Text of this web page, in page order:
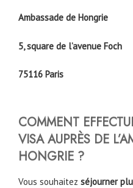
Ambassade de Hongrie
5, square de l’avenue Foch
75116 Paris
COMMENT
VISA AUPRÈS DE
HONGRIE ?
Vous souhaitez séjourner